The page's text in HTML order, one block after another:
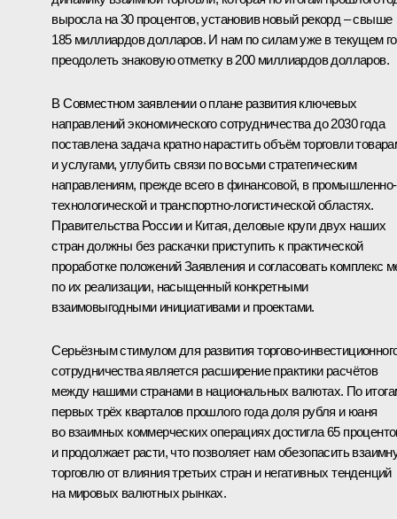
выросла на 30 процентов, установив новый рекорд – свыше
185 миллиардов долларов. И нам по силам уже в текущем
преодолеть знаковую отметку в 200 миллиардов долларов.
В Совместном заявлении о плане развития ключевых
направлений экономического сотрудничества до 2030 года
поставлена задача кратно нарастить объём торговли
и услугами, углубить связи по восьми стратегическим
направлениям, прежде всего в финансовой, в промышленно-
технологической и транспортно-логистической областях.
Правительства России и Китая, деловые круги двух наших
стран должны без раскачки приступить к практической
проработке положений Заявления и согласовать комплекс
по их реализации, насыщенный конкретными
взаимовыгодными инициативами и проектами.
Серьёзным стимулом для развития торгово-
сотрудничества является расширение практики расчётов
между нашими странами в национальных валютах. По
первых трёх кварталов прошлого года доля рубля и юаня
во взаимных коммерческих операциях достигла 65
и продолжает расти, что позволяет нам обезопасить
торговлю от влияния третьих стран и негативных тенденций
на мировых валютных рынках.